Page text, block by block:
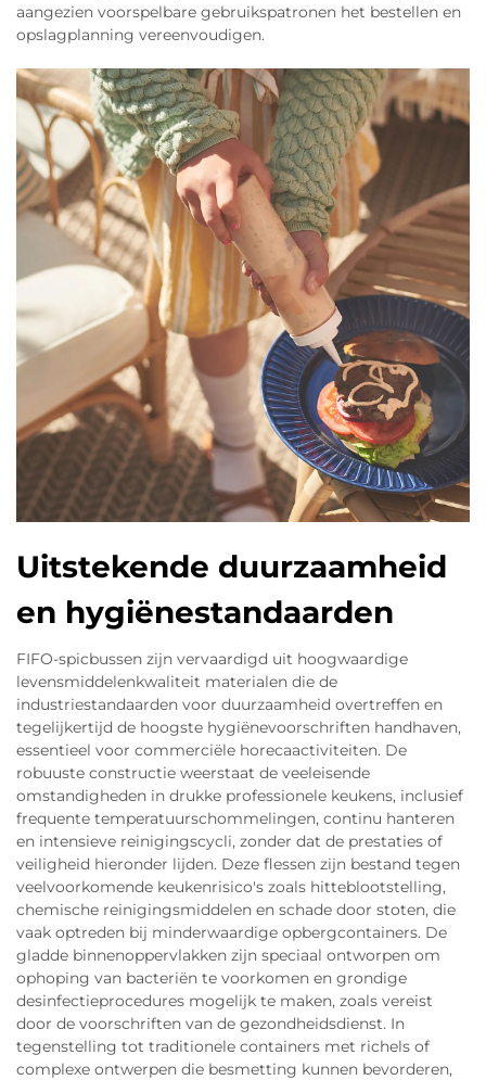
aangezien voorspelbare gebruikspatronen het bestellen en
opslagplanning vereenvoudigen.
Uitstekende duurzaamheid
en hygiënestandaarden
FIFO-spicbussen zijn vervaardigd uit hoogwaardige
levensmiddelenkwaliteit materialen die de
industriestandaarden voor duurzaamheid overtreffen en
tegelijkertijd de hoogste hygiënevoorschriften handhaven,
essentieel voor commerciële horecaactiviteiten. De
robuuste constructie weerstaat de veeleisende
omstandigheden in drukke professionele keukens, inclusief
frequente temperatuurschommelingen, continu hanteren
en intensieve reinigingscycli, zonder dat de prestaties of
veiligheid hieronder lijden. Deze flessen zijn bestand tegen
veelvoorkomende keukenrisico's zoals hitteblootstelling,
chemische reinigingsmiddelen en schade door stoten, die
vaak optreden bij minderwaardige opbergcontainers. De
gladde binnenoppervlakken zijn speciaal ontworpen om
ophoping van bacteriën te voorkomen en grondige
desinfectieprocedures mogelijk te maken, zoals vereist
door de voorschriften van de gezondheidsdienst. In
tegenstelling tot traditionele containers met richels of
complexe ontwerpen die besmetting kunnen bevorderen,